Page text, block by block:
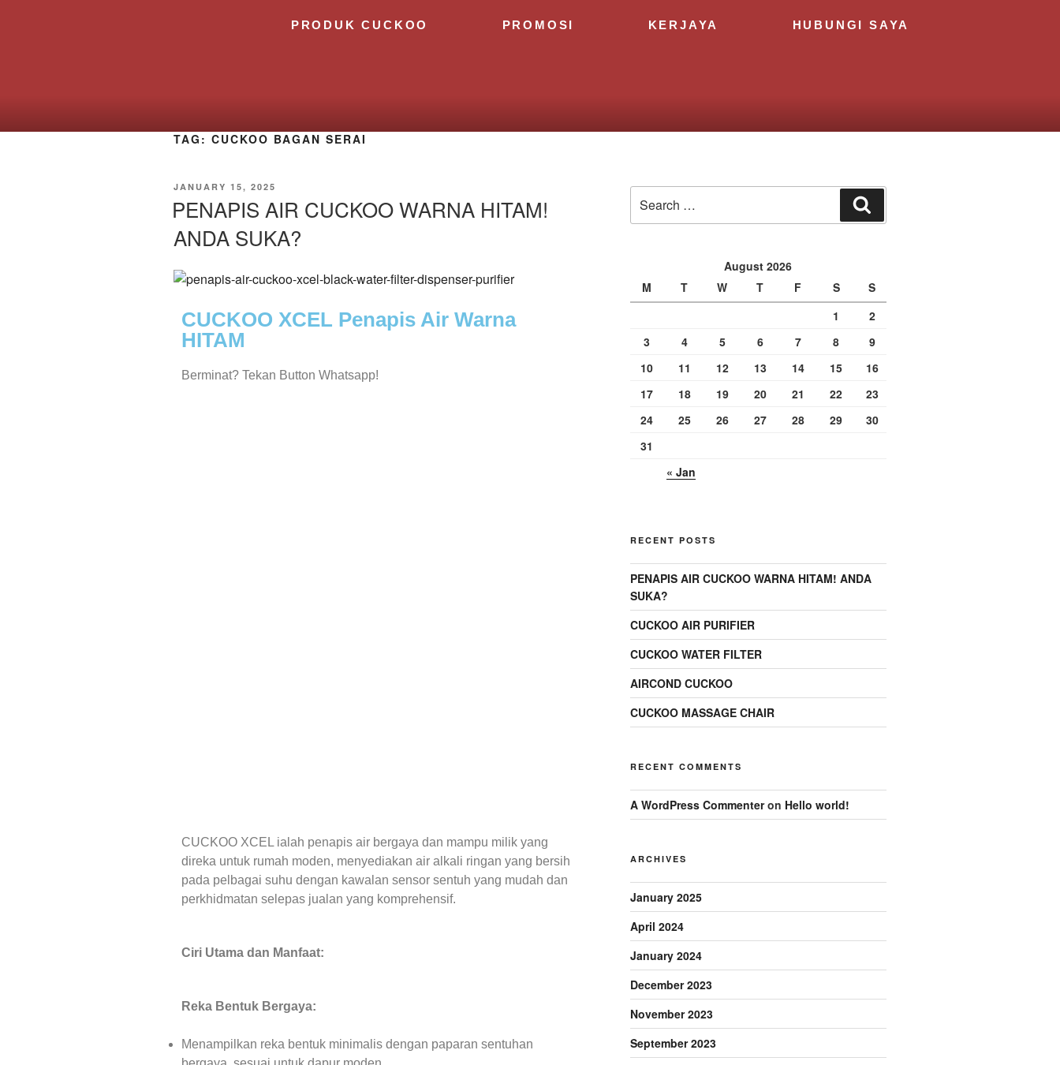
PRODUK CUCKOO PROMOSI KERJAYA HUBUNGI SAYA
TAG: CUCKOO BAGAN SERAI
JANUARY 15, 2025
PENAPIS AIR CUCKOO WARNA HITAM!
ANDA SUKA?
CUCKOO XCEL Penapis Air Warna
HITAM
Berminat? Tekan Button Whatsapp!
CUCKOO XCEL ialah penapis air bergaya dan mampu milik yang
direka untuk rumah moden, menyediakan air alkali ringan yang bersih
pada pelbagai suhu dengan kawalan sensor sentuh yang mudah dan
perkhidmatan selepas jualan yang komprehensif.
Ciri Utama dan Manfaat:
Reka Bentuk Bergaya:
Menampilkan reka bentuk minimalis dengan paparan sentuhan
August 2026
M
T W T F S
S
1
2
3
4 5 6 7 8
9
10
11 12 13 14 15
16
17
18 19 20 21 22
23
24
25 26 27 28 29
30
31
« Jan
RECENT POSTS
PENAPIS AIR CUCKOO WARNA HITAM! ANDA
SUKA?
CUCKOO AIR PURIFIER
CUCKOO WATER FILTER
AIRCOND CUCKOO
CUCKOO MASSAGE CHAIR
RECENT COMMENTS
A WordPress Commenteron Hello world!
ARCHIVES
January 2025
April 2024
January 2024
December 2023
November 2023
September 2023